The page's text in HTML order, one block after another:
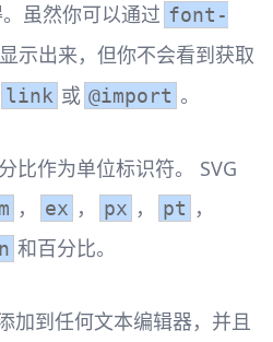
虽然你可以通过 font-
示出来，但你不会看到获取
link 或 @import 。
比作为单位标识符。 SVG
， ex ， px ， pt ，
和百分比。
加到任何文本编辑器，并且